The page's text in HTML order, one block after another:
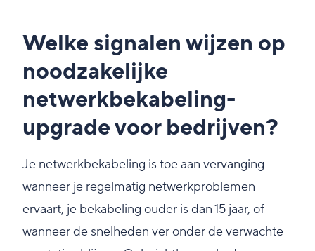
Welke signalen wijzen op
noodzakelijke
netwerkbekabeling-
upgrade voor bedrijven?
Je netwerkbekabeling is toe aan vervanging
wanneer je regelmatig netwerkproblemen
ervaart, je bekabeling ouder is dan 15 jaar, of
wanneer de snelheden ver onder de verwachte